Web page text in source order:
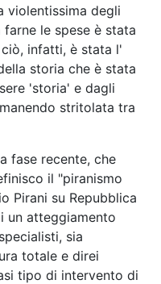
violentissima degli
le spese è stata
infatti, è stata l'
storia che è stata
'storia' e dagli
stritolata tra
fase recente, che
il "piranismo
Pirani su Repubblica
un atteggiamento
sia
totale e direi
tipo di intervento di